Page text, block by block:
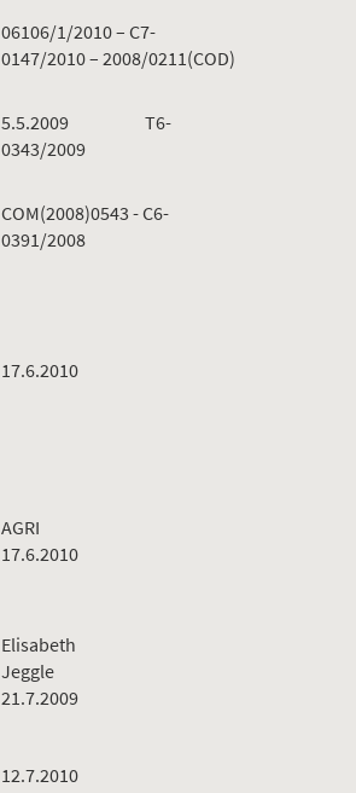
06106/1/2010 – C7-
0147/2010 – 2008/0211(COD)
5.5.2009 T6-
0343/2009
COM(2008)0543 - C6-
0391/2008
17.6.2010
AGRI
17.6.2010
Elisabeth
Jeggle
21.7.2009
12.7.2010